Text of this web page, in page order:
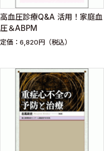
高血圧診療Q&A 活用！家庭血
圧＆ABPM
定価：6,820円（税込）